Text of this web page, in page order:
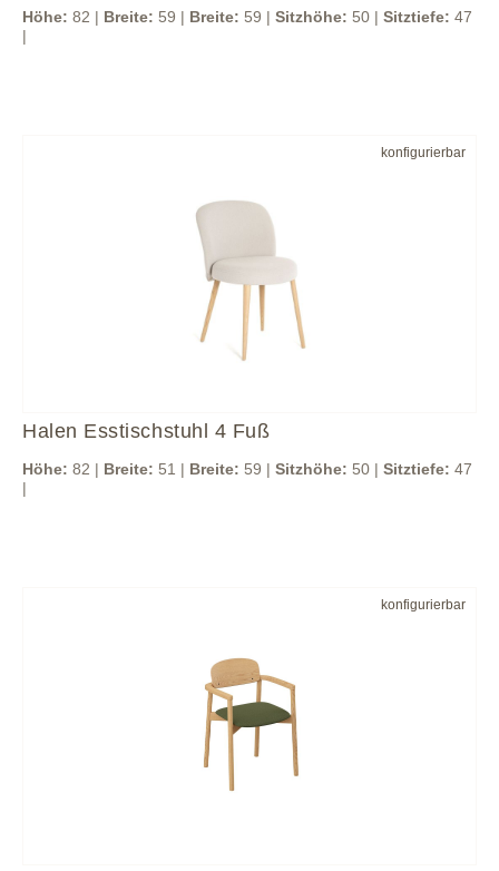
Höhe: 82 | Breite: 59 | Breite: 59 | Sitzhöhe: 50 | Sitztiefe: 47
|
konfigurierbar
Halen Esstischstuhl 4 Fuß
Höhe: 82 | Breite: 51 | Breite: 59 | Sitzhöhe: 50 | Sitztiefe: 47
|
konfigurierbar